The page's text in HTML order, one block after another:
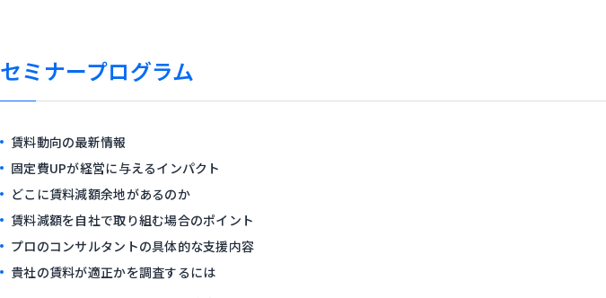
セミナープログラム
賃料動向の最新情報
固定費UPが経営に与えるインパクト
どこに賃料減額余地があるのか
賃料減額を自社で取り組む場合のポイント
プロのコンサルタントの具体的な支援内容
貴社の賃料が適正かを調査するには